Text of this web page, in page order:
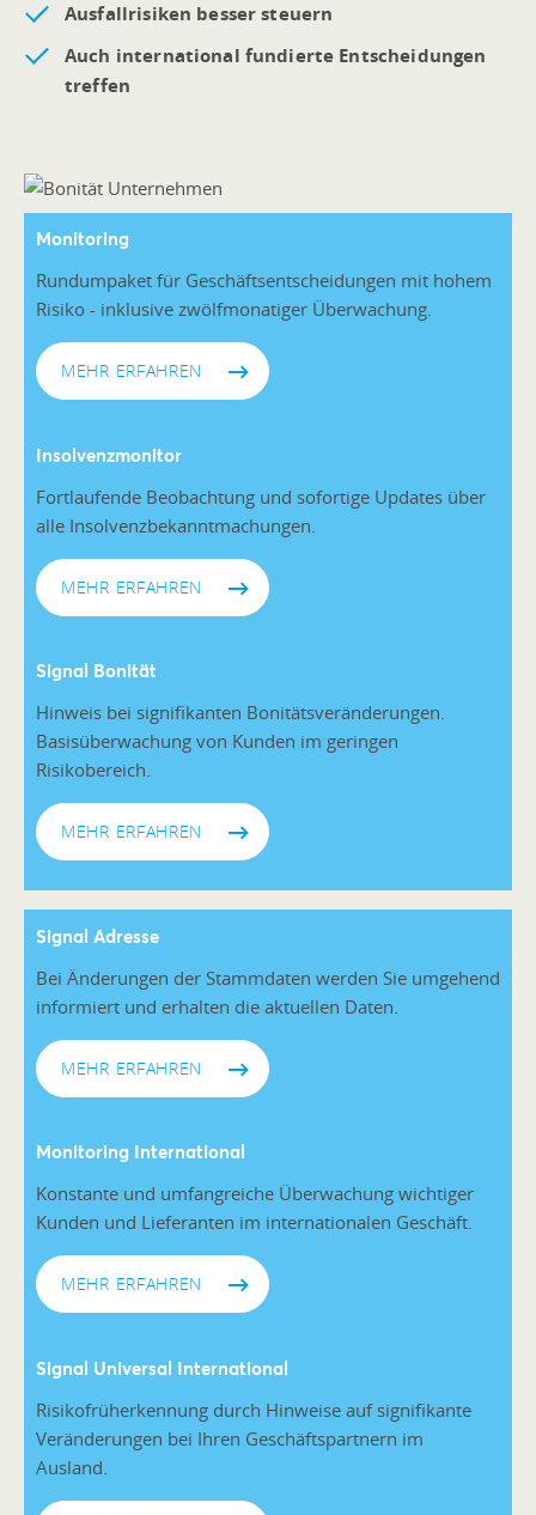
Ausfallrisiken besser steuern
Auch international fundierte Entscheidungen
treffen
Monitoring
Rundumpaket für Geschäftsentscheidungen mit hohem
Risiko - inklusive zwölfmonatiger Überwachung.
MEHR ERFAHREN
Insolvenzmonitor
Fortlaufende Beobachtung und sofortige Updates über
alle Insolvenzbekanntmachungen.
MEHR ERFAHREN
Signal Bonität
Hinweis bei signifikanten Bonitätsveränderungen.
Basisüberwachung von Kunden im geringen
Risikobereich.
MEHR ERFAHREN
Signal Adresse
Bei Änderungen der Stammdaten werden Sie umgehend
informiert und erhalten die aktuellen Daten.
MEHR ERFAHREN
Monitoring International
Konstante und umfangreiche Überwachung wichtiger
Kunden und Lieferanten im internationalen Geschäft.
MEHR ERFAHREN
Signal Universal International
Risikofrüherkennung durch Hinweise auf signifikante
Veränderungen bei Ihren Geschäftspartnern im
Ausland.